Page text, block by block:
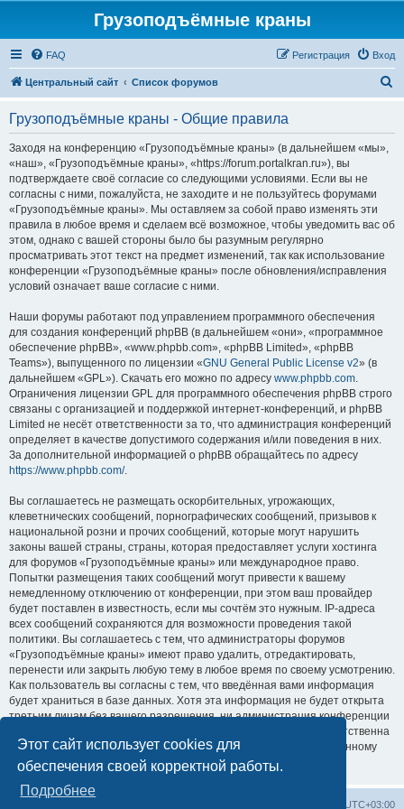
Этот сайт использует cookies для
обеспечения своей корректной работы.
Подробнее
Грузоподъёмные краны
FAQ Вход
Регистрация
Центральный сайт Список форумов
Грузоподъёмные краны - Общие правила
Заходя на конференцию «Грузоподъёмные краны» (в дальнейшем «мы»,
«наш», «Грузоподъёмные краны», «https://forum.portalkran.ru»), вы
подтверждаете своё согласие со следующими условиями. Если вы не
согласны с ними, пожалуйста, не заходите и не пользуйтесь форумами
«Грузоподъёмные краны». Мы оставляем за собой право изменять эти
правила в любое время и сделаем всё возможное, чтобы уведомить вас об
этом, однако с вашей стороны было бы разумным регулярно
просматривать этот текст на предмет изменений, так как использование
конференции «Грузоподъёмные краны» после обновления/исправления
условий означает ваше согласие с ними.
Наши форумы работают под управлением программного обеспечения
для создания конференций phpBB (в дальнейшем «они», «программное
обеспечение phpBB», «www.phpbb.com», «phpBB Limited», «phpBB
Teams»), выпущенного по лицензии «GNU General Public License v2» (в
дальнейшем «GPL»). Скачать его можно по адресу www.phpbb.com.
Ограничения лицензии GPL для программного обеспечения phpBB строго
связаны с организацией и поддержкой интернет-конференций, и phpBB
Limited не несёт ответственности за то, что администрация конференций
определяет в качестве допустимого содержания и/или поведения в них.
За дополнительной информацией о phpBB обращайтесь по адресу
https://www.phpbb.com/.
Вы соглашаетесь не размещать оскорбительных, угрожающих,
клеветнических сообщений, порнографических сообщений, призывов к
национальной розни и прочих сообщений, которые могут нарушить
законы вашей страны, страны, которая предоставляет услуги хостинга
для форумов «Грузоподъёмные краны» или международное право.
Попытки размещения таких сообщений могут привести к вашему
немедленному отключению от конференции, при этом ваш провайдер
будет поставлен в известность, если мы сочтём это нужным. IP-адреса
всех сообщений сохраняются для возможности проведения такой
политики. Вы соглашаетесь с тем, что администраторы форумов
«Грузоподъёмные краны» имеют право удалить, отредактировать,
перенести или закрыть любую тему в любое время по своему усмотрению.
Как пользователь вы согласны с тем, что введённая вами информация
будет храниться в базе данных. Хотя эта информация не будет открыта
третьим лицам без вашего разрешения, ни администрация конференции
«Грузоподъёмные краны», ни phpBB Limited не может быть ответственна
за действия хакеров, которые могут привести к несанкционированному
доступу к ней.
UTC+03:00